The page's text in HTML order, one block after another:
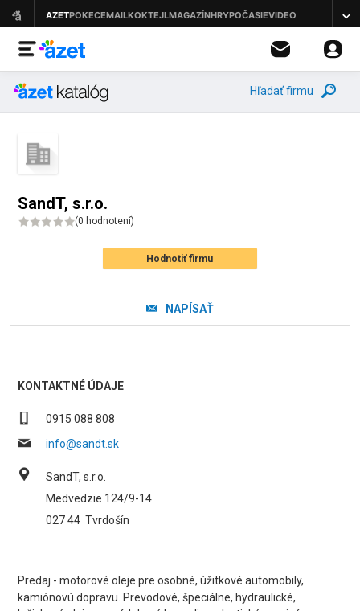
Hľadať firmu
SandT, s.r.o.
(0 hodnotení)
Hodnotiť firmu
NAPÍSAŤ
KONTAKTNÉ ÚDAJE
0915 088 808
info@sandt.sk
SandT, s.r.o.
Medvedzie 124/9-14
027 44 Tvrdošín
Predaj - motorové oleje pre osobné, úžitkové automobily,
kamiónovú dopravu. Prevodové, špeciálne, hydraulické,